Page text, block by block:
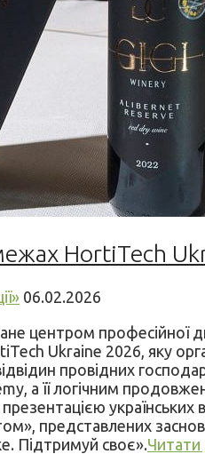
HortiTech
06.02.2026
центром професійної
Ukraine 2026, яку
провідних
а її логічним
представлених
Підтримуй своє».Читати